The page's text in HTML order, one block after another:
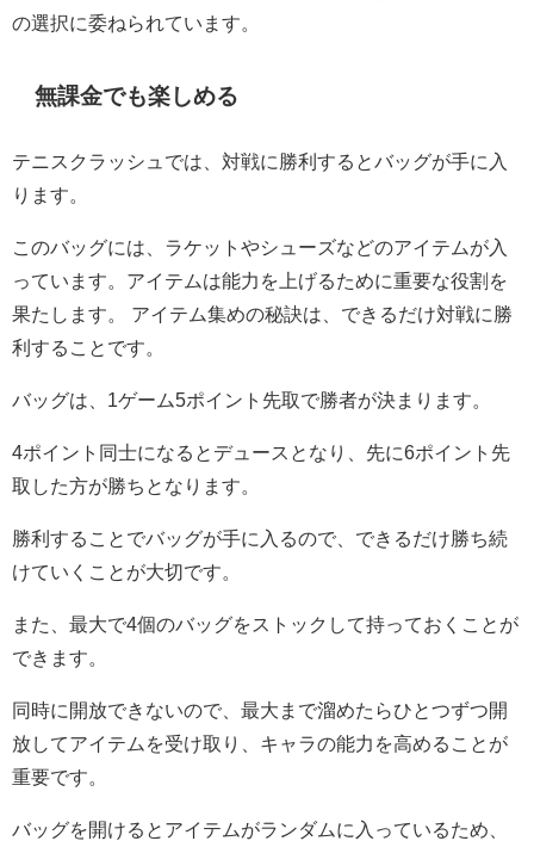
の選択に委ねられています。
無課金でも楽しめる
テニスクラッシュでは、対戦に勝利するとバッグが手に入
ります。
このバッグには、ラケットやシューズなどのアイテムが入
っています。アイテムは能力を上げるために重要な役割を
果たします。 アイテム集めの秘訣は、できるだけ対戦に勝
利することです。
バッグは、1ゲーム5ポイント先取で勝者が決まります。
4ポイント同士になるとデュースとなり、先に6ポイント先
取した方が勝ちとなります。
勝利することでバッグが手に入るので、できるだけ勝ち続
けていくことが大切です。
また、最大で4個のバッグをストックして持っておくことが
できます。
同時に開放できないので、最大まで溜めたらひとつずつ開
放してアイテムを受け取り、キャラの能力を高めることが
重要です。
バッグを開けるとアイテムがランダムに入っているため、